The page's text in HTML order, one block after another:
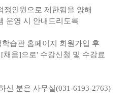
정인원으로 제한됨을 양해
운영 시 안내드리도록
습관 홈페이지 회원가입 후
움]으로' 수강신청 및 수강료
신 분은 사무실(031-6193-2763)